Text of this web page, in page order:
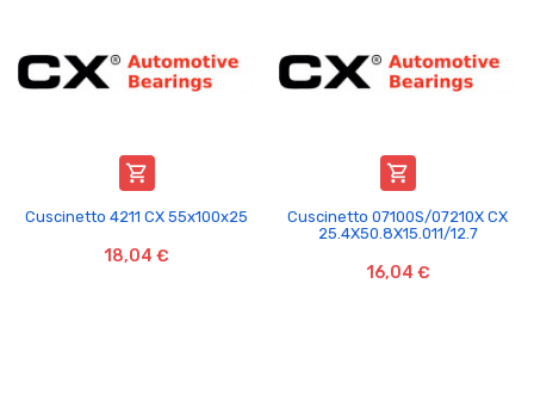

Cuscinetto 4211 CX 55x100x25
18,04 €

Cuscinetto 07100S/07210X CX
25.4X50.8X15.011/12.7
16,04 €